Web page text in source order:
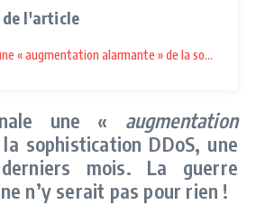
de l'article
« augmentation alarmante » de la
une « augmentation
sophistication DDoS, une
mois. La guerre
n’y serait pas pour rien !